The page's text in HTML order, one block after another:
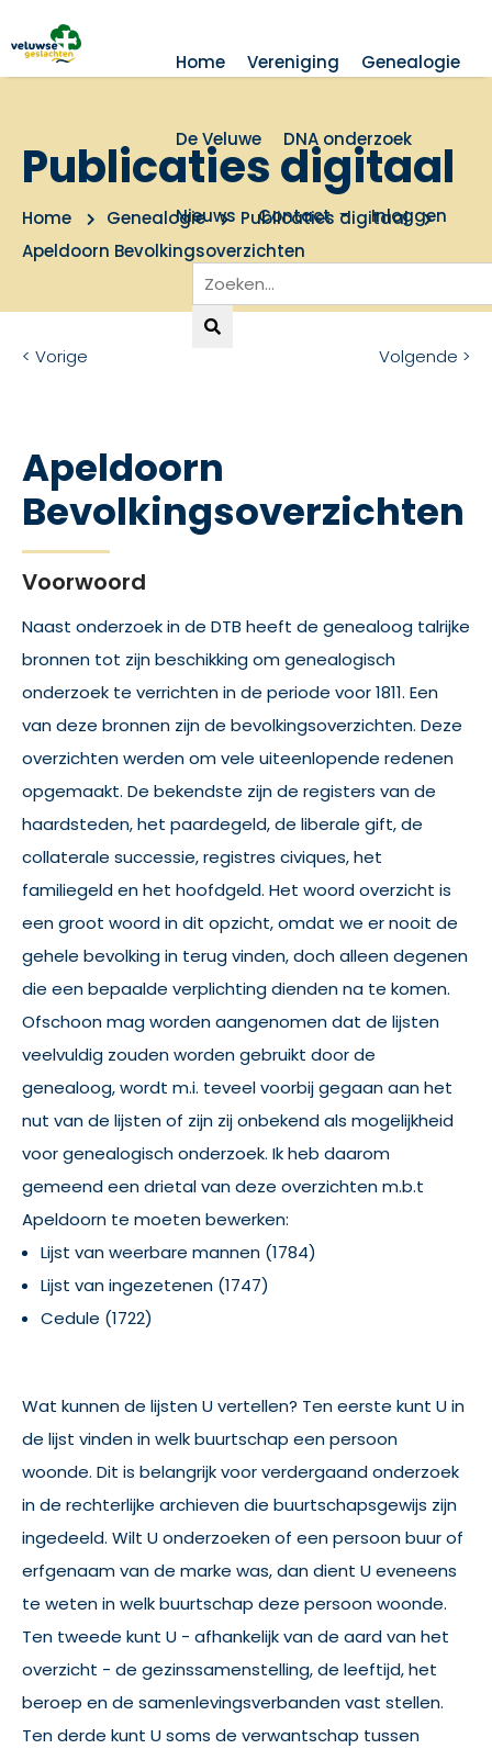
Home Vereniging Genealogie
De Veluwe DNA onderzoek
Nieuws Contact Inloggen
Publicaties digitaal
Home Genealogie
Publicaties digitaal
Apeldoorn Bevolkingsoverzichten
< Vorige Volgende >
Apeldoorn
Bevolkingsoverzichten
Voorwoord
Naast onderzoek in de DTB heeft de genealoog talrijke
bronnen tot zijn beschikking om genealogisch
onderzoek te verrichten in de periode voor 1811. Een
van deze bronnen zijn de bevolkingsoverzichten. Deze
overzichten werden om vele uiteenlopende redenen
opgemaakt. De bekendste zijn de registers van de
haardsteden, het paardegeld, de liberale gift, de
collaterale successie, registres civiques, het
familiegeld en het hoofdgeld. Het woord overzicht is
een groot woord in dit opzicht, omdat we er nooit de
gehele bevolking in terug vinden, doch alleen degenen
die een bepaalde verplichting dienden na te komen.
Ofschoon mag worden aangenomen dat de lijsten
veelvuldig zouden worden gebruikt door de
genealoog, wordt m.i. teveel voorbij gegaan aan het
nut van de lijsten of zijn zij onbekend als mogelijkheid
voor genealogisch onderzoek. Ik heb daarom
gemeend een drietal van deze overzichten m.b.t
Apeldoorn te moeten bewerken:
Lijst van weerbare mannen (1784)
Lijst van ingezetenen (1747)
Cedule (1722)
Wat kunnen de lijsten U vertellen? Ten eerste kunt U in
de lijst vinden in welk buurtschap een persoon
woonde. Dit is belangrijk voor verdergaand onderzoek
in de rechterlijke archieven die buurtschapsgewijs zijn
ingedeeld. Wilt U onderzoeken of een persoon buur of
erfgenaam van de marke was, dan dient U eveneens
te weten in welk buurtschap deze persoon woonde.
Ten tweede kunt U - afhankelijk van de aard van het
overzicht - de gezinssamenstelling, de leeftijd, het
beroep en de samenlevingsverbanden vast stellen.
Ten derde kunt U soms de verwantschap tussen